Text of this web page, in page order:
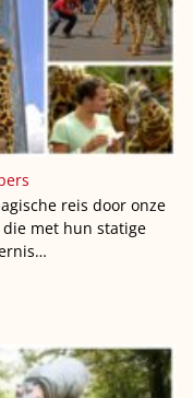
reis door onze
met hun statige